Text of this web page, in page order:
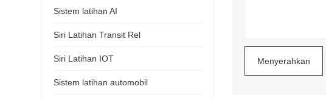
Menyerahkan
Sistem latihan AI
Siri Latihan Transit Rel
Siri Latihan IOT
Sistem latihan automobil